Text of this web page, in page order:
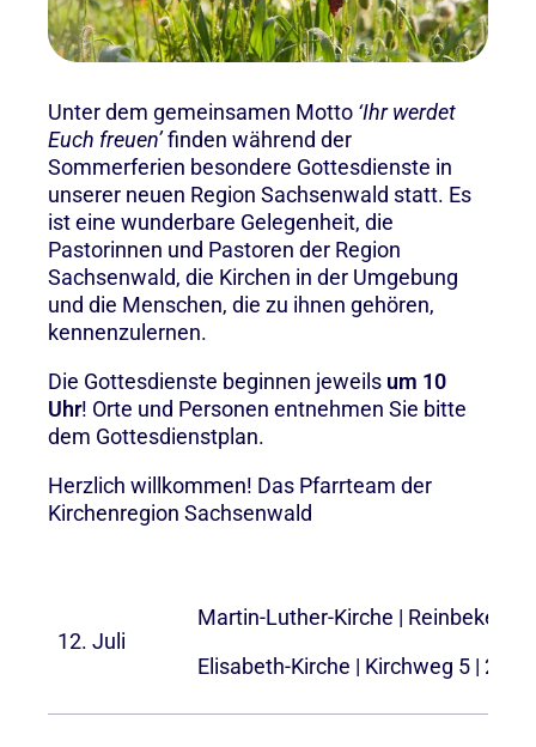
Unter dem gemeinsamen Motto ‘Ihr werdet
Euch freuen’finden während der
Sommerferien besondere Gottesdienste in
unserer neuen Region Sachsenwald statt. Es
ist eine wunderbare Gelegenheit, die
Pastorinnen und Pastoren der Region
Sachsenwald, die Kirchen in der Umgebung
und die Menschen, die zu ihnen gehören,
kennenzulernen.
Die Gottesdienste beginnen jeweils um 10
Uhr! Orte und Personen entnehmen Sie bitte
dem Gottesdienstplan.
Herzlich willkommen! Das Pfarrteam der
Kirchenregion Sachsenwald
12. Juli
Martin-Luther-Kirche | Reinbeker
Elisabeth-Kirche | Kirchweg 5 |